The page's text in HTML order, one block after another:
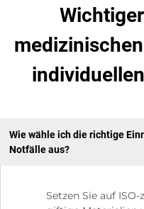
Wie wähle ich die richtige
Notfälle aus?
Setzen Sie auf